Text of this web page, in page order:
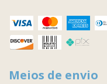
Meios de envio